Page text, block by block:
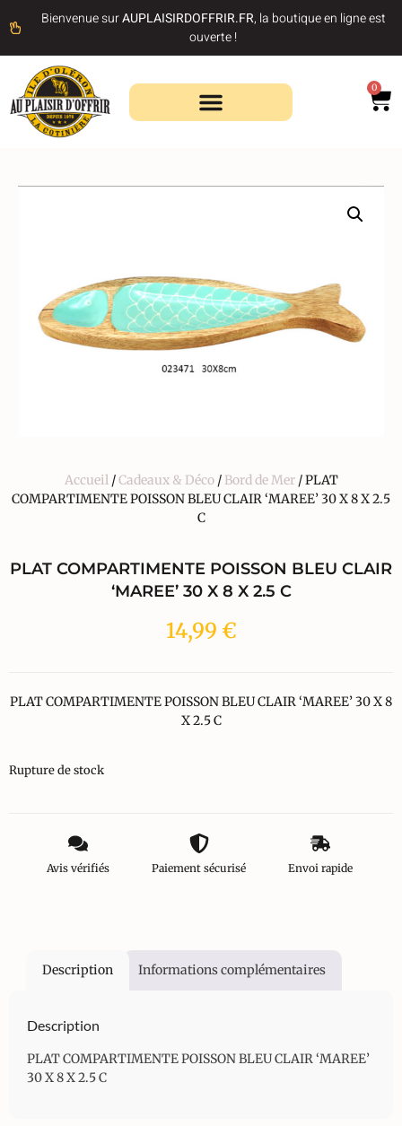
Bienvenue surAUPLAISIRDOFFRIR.FR, la boutique en ligne est
ouverte !
0
Accueil /Cadeaux & Déco/ Bord de Mer/ PLAT
COMPARTIMENTE POISSON BLEU CLAIR ‘MAREE’ 30 X 8 X 2.5
C
PLAT COMPARTIMENTE POISSON BLEU CLAIR
‘MAREE’ 30 X 8 X 2.5 C
14,99 €
PLAT COMPARTIMENTE POISSON BLEU CLAIR ‘MAREE’ 30 X 8
X 2.5 C
Rupture de stock
Avis vérifiés Paiement sécurisé Envoi rapide
Description Informations complémentaires
Description
PLAT COMPARTIMENTE POISSON BLEU CLAIR ‘MAREE’
30 X 8 X 2.5 C